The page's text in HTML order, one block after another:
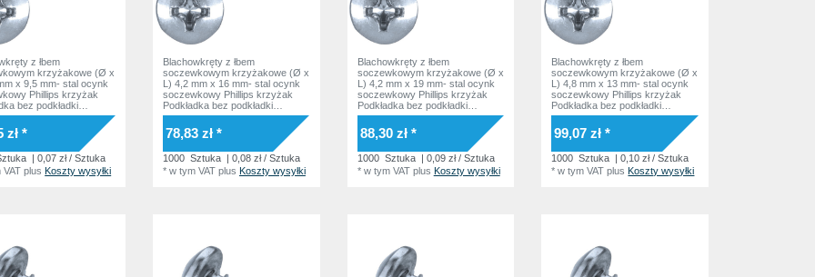
z łbem
krzyżakowe (Ø x
x 9,5 mm- stal ocynk
Phillips krzyżak
bez podkładki
ISO7049 Norma
zł *
| 0,07 zł / Sztuka
VAT plusKoszty wysyłki
Blachowkręty z łbem
soczewkowym krzyżakowe (Ø x
L) 4,2 mm x 16 mm- stal ocynk
soczewkowy Phillips krzyżak
Podkładka bez podkładki
DIN7981 ISO7049 Norma
zakładowa
78,83 zł *
1000 Sztuka | 0,08 zł / Sztuka
* w tym VATplus Koszty wysyłki
Blachowkręty z łbem
soczewkowym krzyżakowe (Ø x
L) 4,2 mm x 19 mm- stal ocynk
soczewkowy Phillips krzyżak
Podkładka bez podkładki
DIN7981 ISO7049 Norma
zakładowa
88,30 zł *
1000 Sztuka
| 0,09 zł / Sztuka
* w tym VATplus Koszty wysyłki
Blachowkręty z łbem
soczewkowym krzyżakowe (Ø x
L) 4,8 mm x 13 mm- stal ocynk
soczewkowy Phillips krzyżak
Podkładka bez podkładki
DIN7981 ISO7049 Norma
zakładowa
99,07 zł *
1000 Sztuka | 0,10 zł / Sztuka
*w tym VAT plusKoszty wysyłki